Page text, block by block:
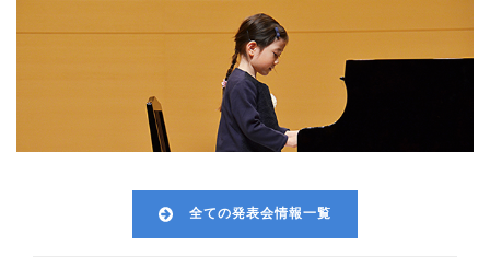
全ての発表会情報一覧